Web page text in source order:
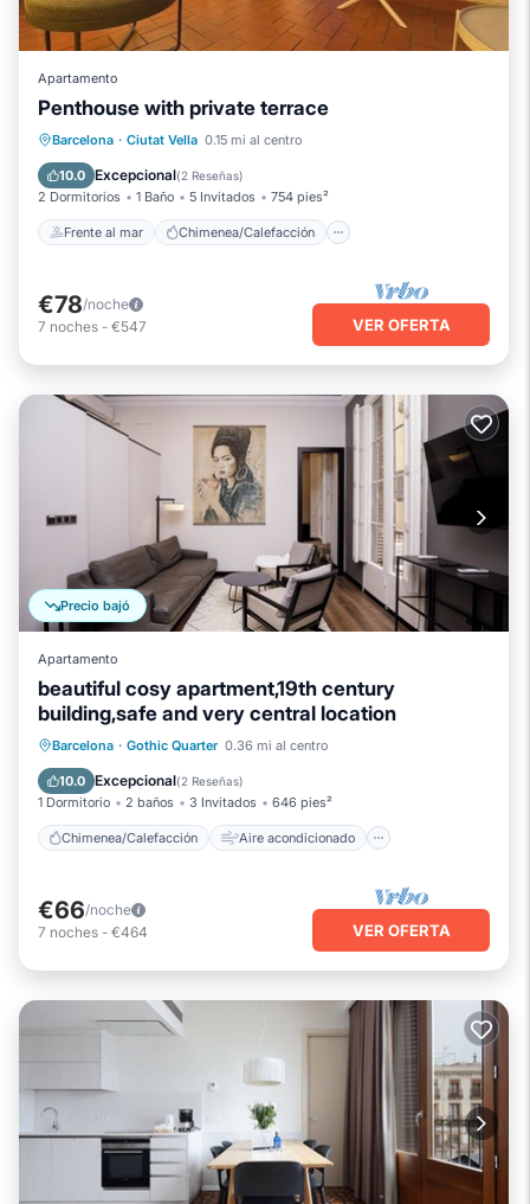
Apartamento
Penthouse with private terrace
Barcelona · Ciutat Vella 0.15 mi al centro
10.0 Excepcional(2 Reseñas)
2 Dormitorios 1 Baño 5 Invitados 754 pies²
Frente al mar Chimenea/Calefacción
Frente al mar
Chimenea/Calefacción
Vista al mar
€78/noche
7 noches - €547 VER OFERTA
Precio bajó
Apartamento
beautiful cosy apartment,19th century
building,safe and very central location
Barcelona · Gothic Quarter 0.36 mi al centro
10.0 Excepcional(2 Reseñas)
1 Dormitorio 2 baños 3 Invitados 646 pies²
Chimenea/Calefacción Aire acondicionado
Chimenea/Calefacción
Aire acondicionado
Internet
Apto para niños
€66/noche
7 noches - €464 VER OFERTA